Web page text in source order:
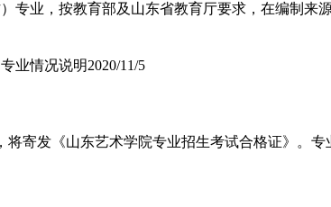
业，按教育部及山东省教育厅要求，在编制来
业情况说明2020/11/5
寄发《山东艺术学院专业招生考试合格证》。